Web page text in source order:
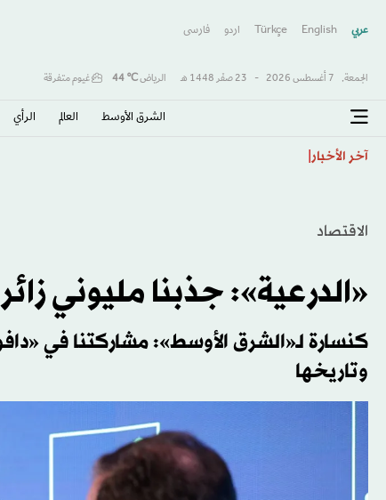
عربي English
Türkçe اردو فارسى
الجمعة, 7 أغسطس 2026 - 23 صفَر 1448 هـ الرياض℃
44 غيوم متفرقة
الشرق الأوسط​ العالم الرأي
آخر الأخبار
الاقتصاد
«الدرعية»: جذبنا مليوني
كنسارة لـ«الشرق الأوسط»: مشاركتنا في
وتاريخها